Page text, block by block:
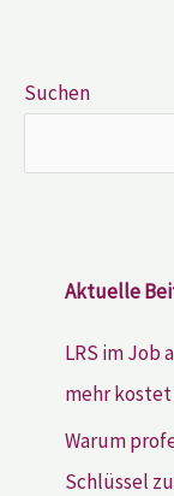
Suchen
Aktuelle
LRS im Job
mehr
Warum
Schlüssel